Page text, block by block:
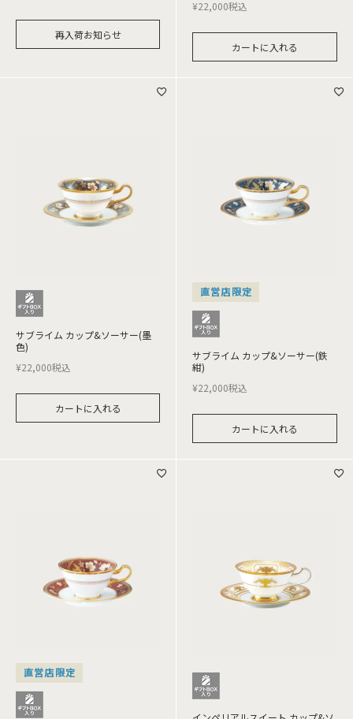
再入荷お知らせ
¥22,000税込
カートに入れる
サブライム カップ&ソーサー(墨
色)
¥22,000税込
カートに入れる
直営店限定
サブライム カップ&ソーサー(鉄
紺)
¥22,000税込
カートに入れる
直営店限定